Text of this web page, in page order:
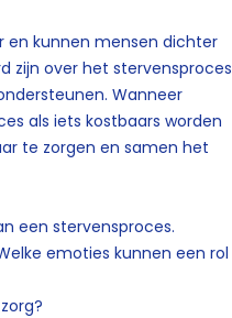
en kunnen mensen dichter
zijn over het stervensproces
Wanneer
als iets kostbaars worden
te zorgen en samen het
een stervensproces.
emoties kunnen een rol